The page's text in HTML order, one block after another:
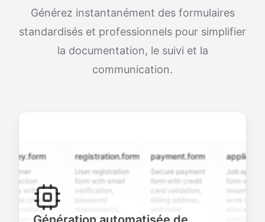
Générez instantanément des formulaires
standardisés et professionnels pour simplifier
la documentation, le suivi et la
communication.
with
ended
registration.form
User registration
form with email
verification,
password
and profile
payment.form
Secure payment
form with credit
card validation,
summary
Job application
form with
resume upload,